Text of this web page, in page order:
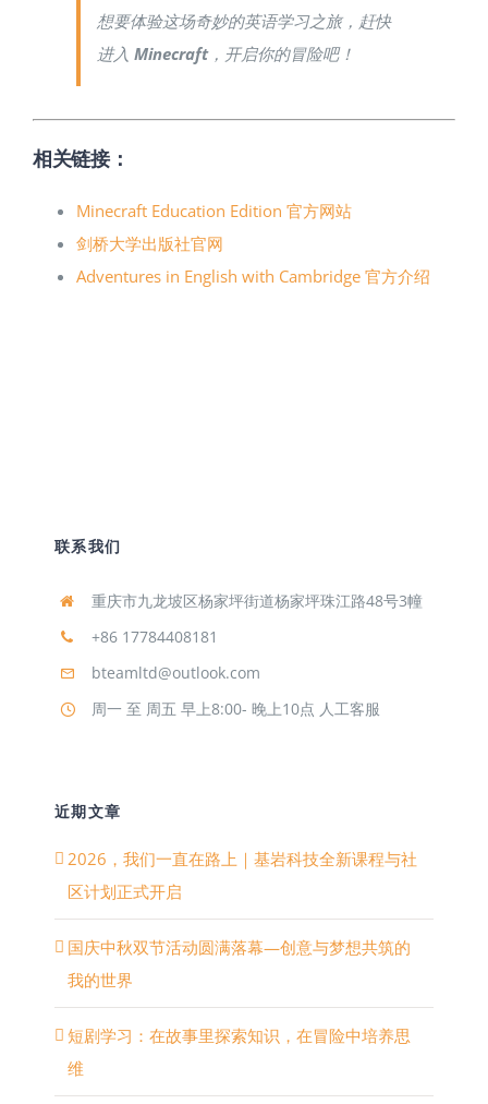
想要体验这场奇妙的英语学习之旅，赶快
进入 Minecraft，开启你的冒险吧！
相关链接：
Minecraft Education Edition 官方网站
剑桥大学出版社官网
Adventures in English with Cambridge 官方介绍
联系我们
重庆市九龙坡区杨家坪街道杨家坪珠江路48号3幢
+86 17784408181
bteamltd@outlook.com
周一 至 周五 早上8:00- 晚上10点 人工客服
近期文章
2026，我们一直在路上｜基岩科技全新课程与社
区计划正式开启
国庆中秋双节活动圆满落幕—创意与梦想共筑的
我的世界
短剧学习：在故事里探索知识，在冒险中培养思
维